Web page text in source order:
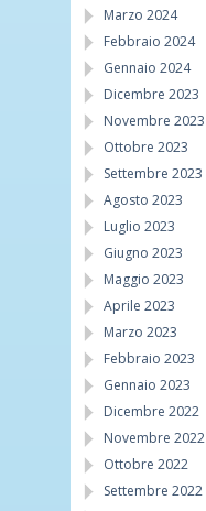
Marzo 2024
Febbraio 2024
Gennaio 2024
Dicembre 2023
Novembre 2023
Ottobre 2023
Settembre 2023
Agosto 2023
Luglio 2023
Giugno 2023
Maggio 2023
Aprile 2023
Marzo 2023
Febbraio 2023
Gennaio 2023
Dicembre 2022
Novembre 2022
Ottobre 2022
Settembre 2022